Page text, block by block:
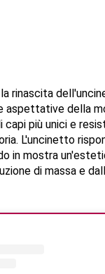
rinascita
aspettative della
capi più unici e
L'uncinetto
in mostra
di massa e